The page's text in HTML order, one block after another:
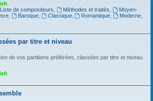
Liste de compositeurs Méthodes et traités
Moyen-
, Baroque, Classique, Romantique Moderne
par titre et niveau
de vos partitions préférées, classées par titre et niveau.